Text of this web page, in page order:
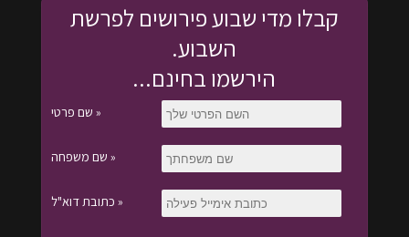
קבלו מדי שבוע פירושים לפרשת
השבוע.
הירשמו בחינם...
שם פרטי »
שם משפחה »
כתובת דוא"ל »